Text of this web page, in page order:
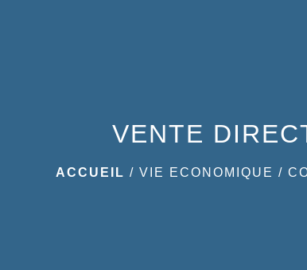
VENTE
ACCUEIL /VIE ECONOMIQUE /